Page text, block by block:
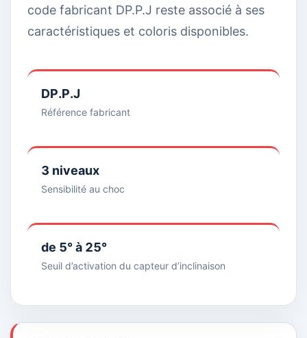
code fabricant DP.P.J reste associé à ses
caractéristiques et coloris disponibles.
DP.P.J
Référence fabricant
3 niveaux
Sensibilité au choc
de 5° à 25°
Seuil d’activation du capteur d’inclinaison